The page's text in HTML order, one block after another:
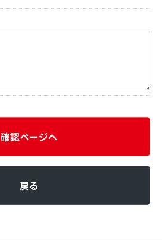
確認ページへ
戻る